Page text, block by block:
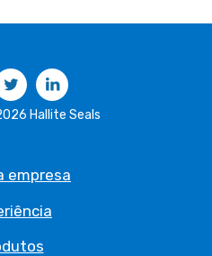
Twitter
Hallite Seals
empresa